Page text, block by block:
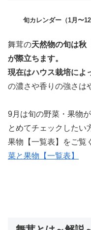
旬カレンダー（1月〜12
舞茸の天然物の旬は秋
が際立ちます。
現在はハウス栽培によ
の濃さや香りの強さは
9月は旬の野菜・果物
とめてチェックしたい
果物【一覧表】をご覧
菜と果物【一覧表】